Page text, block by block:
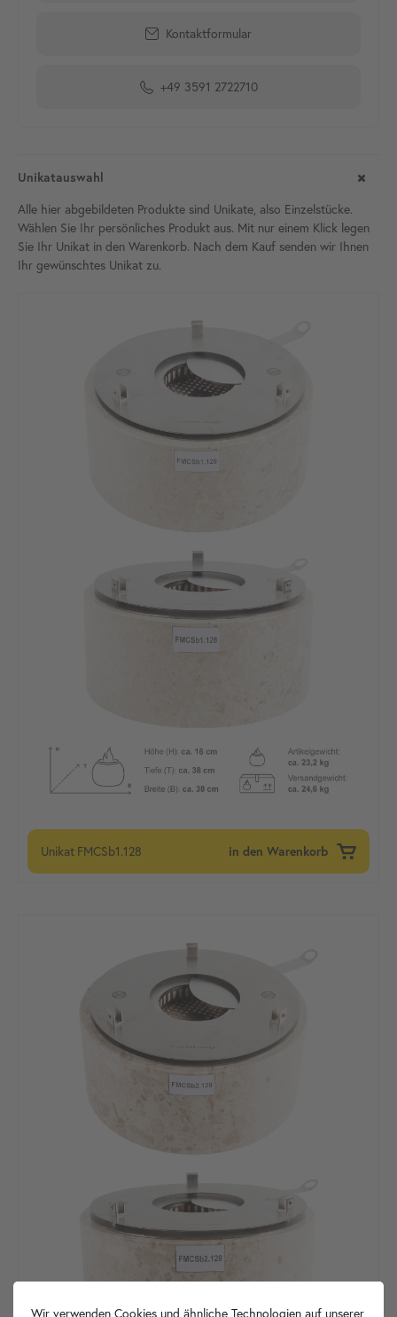
Kontaktformular
+49 3591 2722710
Unikatauswahl
Alle hier abgebildeten Produkte sind Unikate, also Einzelstücke.
Wählen Sie Ihr persönliches Produkt aus. Mit nur einem Klick legen
Sie Ihr Unikat in den Warenkorb. Nach dem Kauf senden wir Ihnen
Ihr gewünschtes Unikat zu.
Unikat FMCSb1.128 in den Warenkorb
Wir verwenden Cookies und ähnliche Technologien auf unserer